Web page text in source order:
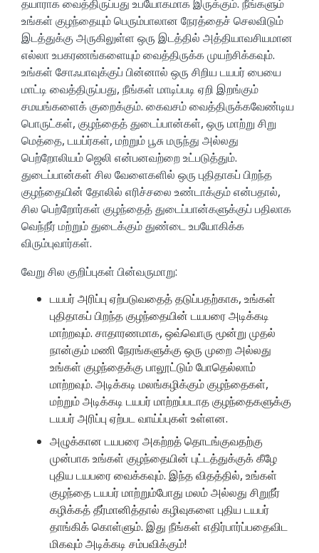
தயாராக வைத்திருப்பது உபயோகமாக இருக்கும். நீங்களும்
உங்கள் குழந்தையும் பெரும்பாலான நேரத்தைச் செலவிடும்
இடத்துக்கு அருகிலுள்ள ஒரு இடத்தில் அத்தியாவசியமான
எல்லா உபகரணங்களையும் வைத்திருக்க முயற்சிக்கவும்.
உங்கள் சோஃபாவுக்குப் பின்னால் ஒரு சிறிய டயபர் பையை
மாட்டி வைத்திருப்பது, நீங்கள் மாடிப்படி ஏறி இறங்கும்
சமயங்களைக் குறைக்கும். கைவசம் வைத்திருக்கவேண்டிய
பொருட்கள், குழந்தைத் துடைப்பான்கள், ஒரு மாற்று சிறு
மெத்தை, டயப்ர்கள், மற்றும் பூசு மருந்து அல்லது
பெற்றோலியம் ஜெலி என்பனவற்றை உட்படுத்தும்.
துடைப்பான்கள் சில வேளைகளில் ஒரு புதிதாகப் பிறந்த
குழந்தையின் தோலில் எரிச்சலை உண்டாக்கும் என்பதால்,
சில பெற்றோர்கள் குழந்தைத் துடைப்பான்களுக்குப் பதிலாக
வெந்நீர் மற்றும் துடைக்கும் துண்டை உபயோகிக்க
விரும்புவார்கள்.
வேறு சில குறிப்புகள் பின்வருமாறு:
டயபர் அரிப்பு ஏற்படுவதைத் தடுப்பதற்காக, உங்கள்
புதிதாகப் பிறந்த குழந்தையின் டயபரை அடிக்கடி
மாற்றவும். சாதாரணமாக, ஒவ்வொரு மூன்று முதல்
நான்கும் மணி நேரங்களுக்கு ஒரு முறை அல்லது
உங்கள் குழந்தைக்கு பாலூட்டும் போதெல்லாம்
மாற்றவும். அடிக்கடி மலங்கழிக்கும் குழந்தைகள்,
மற்றும் அடிக்கடி டயபர் மாற்றப்படாத குழந்தைகளுக்கு
டயபர் அரிப்பு ஏற்பட வாய்ப்புகள் உள்ளன.
அழுக்கான டயபரை அகற்றத் தொடங்குவதற்கு
முன்பாக உங்கள் குழந்தையின் புட்டத்துக்குக் கீழே
புதிய டயபரை வைக்கவும். இந்த விதத்தில், உங்கள்
குழந்தை டயபர் மாற்றும்போது மலம் அல்லது சிறுநீர்
கழிக்கத் தீர்மானித்தால் கழிவுகளை புதிய டயபர்
தாங்கிக் கொள்ளும். இது நீங்கள் எதிர்பார்ப்பதைவிட
மிகவும் அடிக்கடி சம்பவிக்கும்!